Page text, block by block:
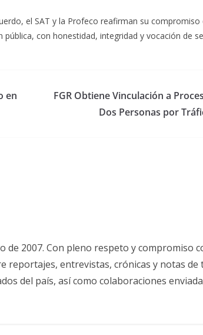
el SAT y la Profeco reafirman su compromiso
con honestidad, integridad y vocación de
en
FGR Obtiene Vinculación a
Dos Personas por
de 2007. Con pleno respeto y compromiso
reportajes, entrevistas, crónicas y notas de
del país, así como colaboraciones